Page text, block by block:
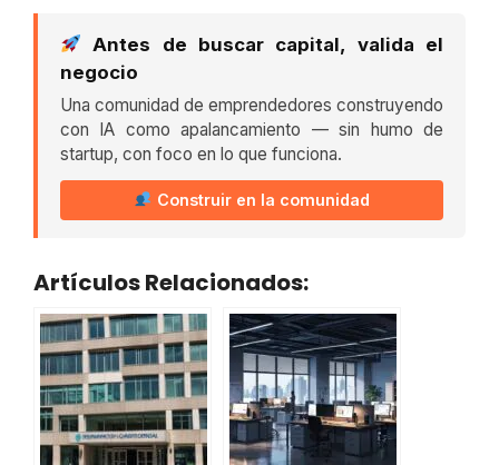
Antes de buscar capital, valida el
negocio
Una comunidad de emprendedores construyendo
con IA como apalancamiento — sin humo de
startup, con foco en lo que funciona.
Construir en la comunidad
Artículos Relacionados: